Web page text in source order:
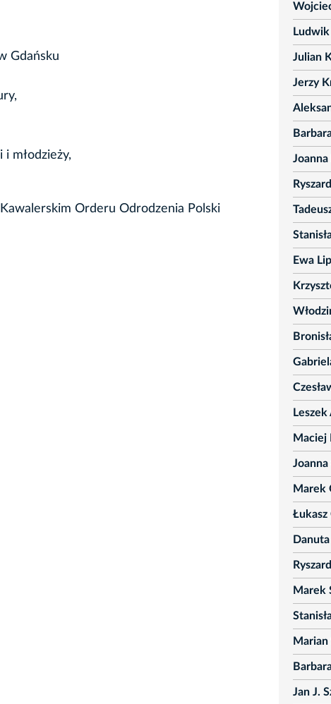
Gdańsku
młodzieży,
Orderu Odrodzenia Polski
Julian
Jerzy
Ewa
Maciej
Marek
Marek
Marian
Jan J.